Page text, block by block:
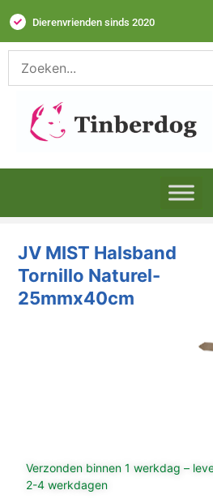
Dierenvrienden sinds 2020
JV MIST Halsband
Tornillo Naturel-
25mmx40cm
Verzonden binnen 1 werkdag –
2-4 werkdagen